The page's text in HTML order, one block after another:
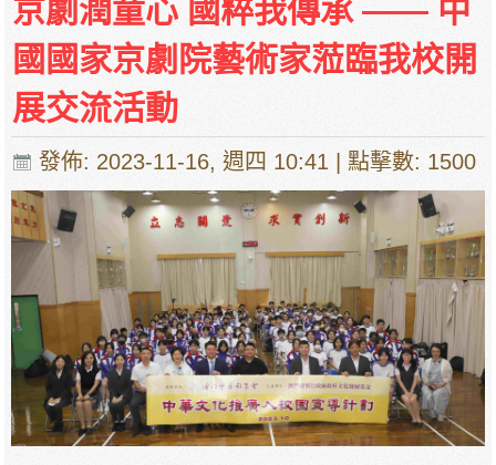
京劇潤童心 國粹我傳承 —— 中
國國家京劇院藝術家蒞臨我校開
展交流活動
發佈: 2023-11-16, 週四 10:41 | 點擊數: 1500